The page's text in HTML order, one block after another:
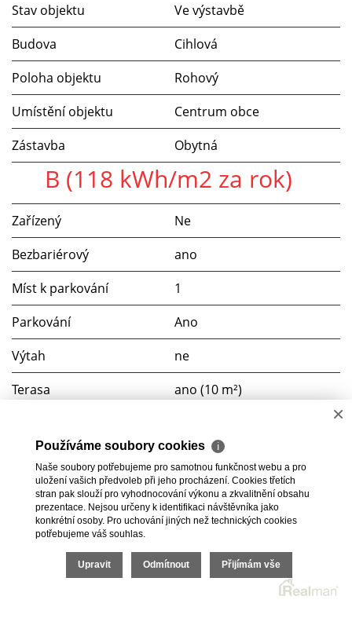
Stav objektu
Ve výstavbě
Budova
Cihlová
Poloha objektu
Rohový
Umístění objektu
Centrum obce
Zástavba
Obytná
B (118 kWh/m2 za rok)
Zařízený
Ne
Bezbariérový
ano
Míst k parkování
1
Parkování
Ano
Výtah
ne
Terasa
ano (10 m²)
Soubory ke stažení
PENB
2026 © RKM development s.r.o., všechna práva vyhrazena |Cookies
Realitní SWRealman
×
Používáme soubory cookies ℹ
Naše soubory potřebujeme pro samotnou funkčnost webu a pro
uložení vašich předvoleb při jeho procházení. Cookies třetích
stran pak slouží pro vyhodnocování výkonu a zkvalitnění obsahu
prezentace. Nejsou určeny k identifikaci návštěvníka jako
konkrétní osoby. Pro uchování jiných než technických cookies
potřebujeme váš souhlas.
Upravit Odmítnout Přijímám vše